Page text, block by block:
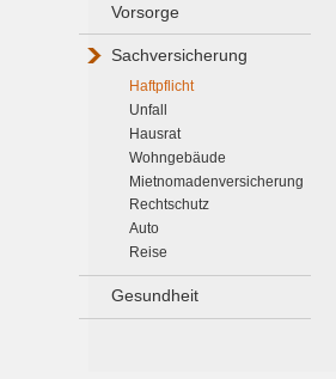
Vorsorge
Sachversicherung
Haftpflicht
Unfall
Hausrat
Wohngebäude
Mietnomadenversicherung
Rechtschutz
Auto
Reise
Gesundheit